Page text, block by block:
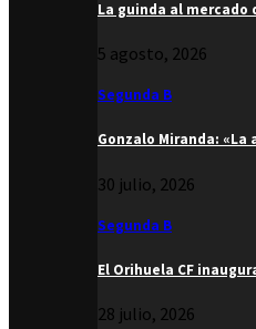
La guinda al mercado
5 agosto, 2026
Segunda B
Gonzalo Miranda:
30 julio, 2026
Segunda B
El Orihuela CF
28 julio, 2026